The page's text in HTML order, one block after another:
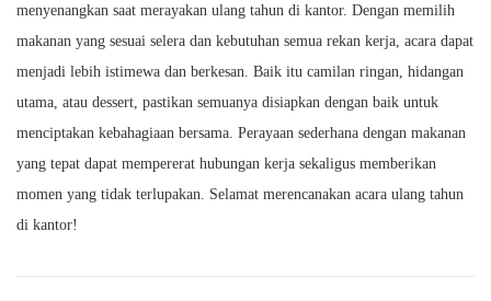
menyenangkan saat merayakan ulang tahun di kantor. Dengan memilih
makanan yang sesuai selera dan kebutuhan semua rekan kerja, acara dapat
menjadi lebih istimewa dan berkesan. Baik itu camilan ringan, hidangan
utama, atau dessert, pastikan semuanya disiapkan dengan baik untuk
menciptakan kebahagiaan bersama. Perayaan sederhana dengan makanan
yang tepat dapat mempererat hubungan kerja sekaligus memberikan
momen yang tidak terlupakan. Selamat merencanakan acara ulang tahun
di kantor!